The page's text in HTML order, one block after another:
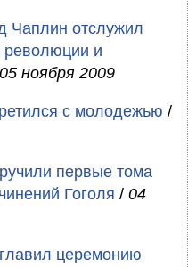
Чаплин отслужил
революции и
05 ноября 2009
с молодежью /
первые тома
Гоголя / 04
церемонию